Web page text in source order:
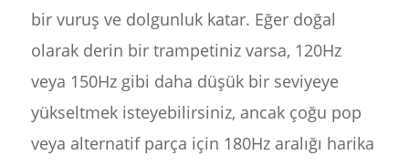
bir vuruş ve dolgunluk katar. Eğer doğal
olarak derin bir trampetiniz varsa, 120Hz
veya 150Hz gibi daha düşük bir seviyeye
yükseltmek isteyebilirsiniz, ancak çoğu pop
veya alternatif parça için 180Hz aralığı harika